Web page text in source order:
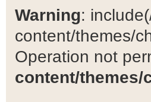
Warning:
content/themes/
Operation not
content/themes/